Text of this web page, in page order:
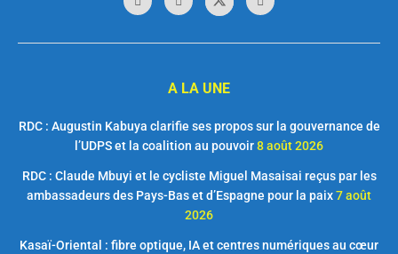
A LA UNE
RDC : Augustin Kabuya clarifie ses propos sur la gouvernance de
l’UDPS et la coalition au pouvoir8 août 2026
RDC : Claude Mbuyi et le cycliste Miguel Masaisai reçus par les
ambassadeurs des Pays-Bas et d’Espagne pour la paix7 août
2026
Kasaï-Oriental : fibre optique, IA et centres numériques au cœur